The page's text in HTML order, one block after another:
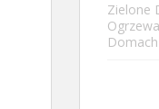
Zielone
Domach